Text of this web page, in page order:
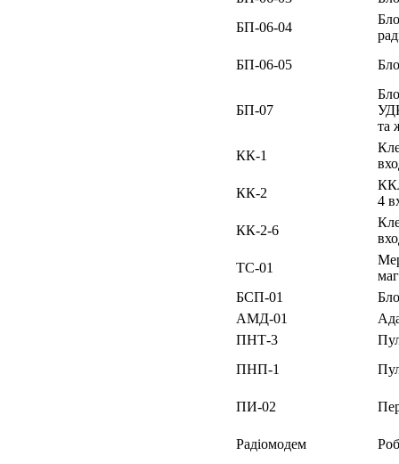
БП-06-04
БП-06-05
БП-07
та
КК-1
КК-2
4
КК-2-6
ТС-01
БСП-01
АМД-01
ПНТ-3
ПНП-1
ПИ-02
Радіомодем